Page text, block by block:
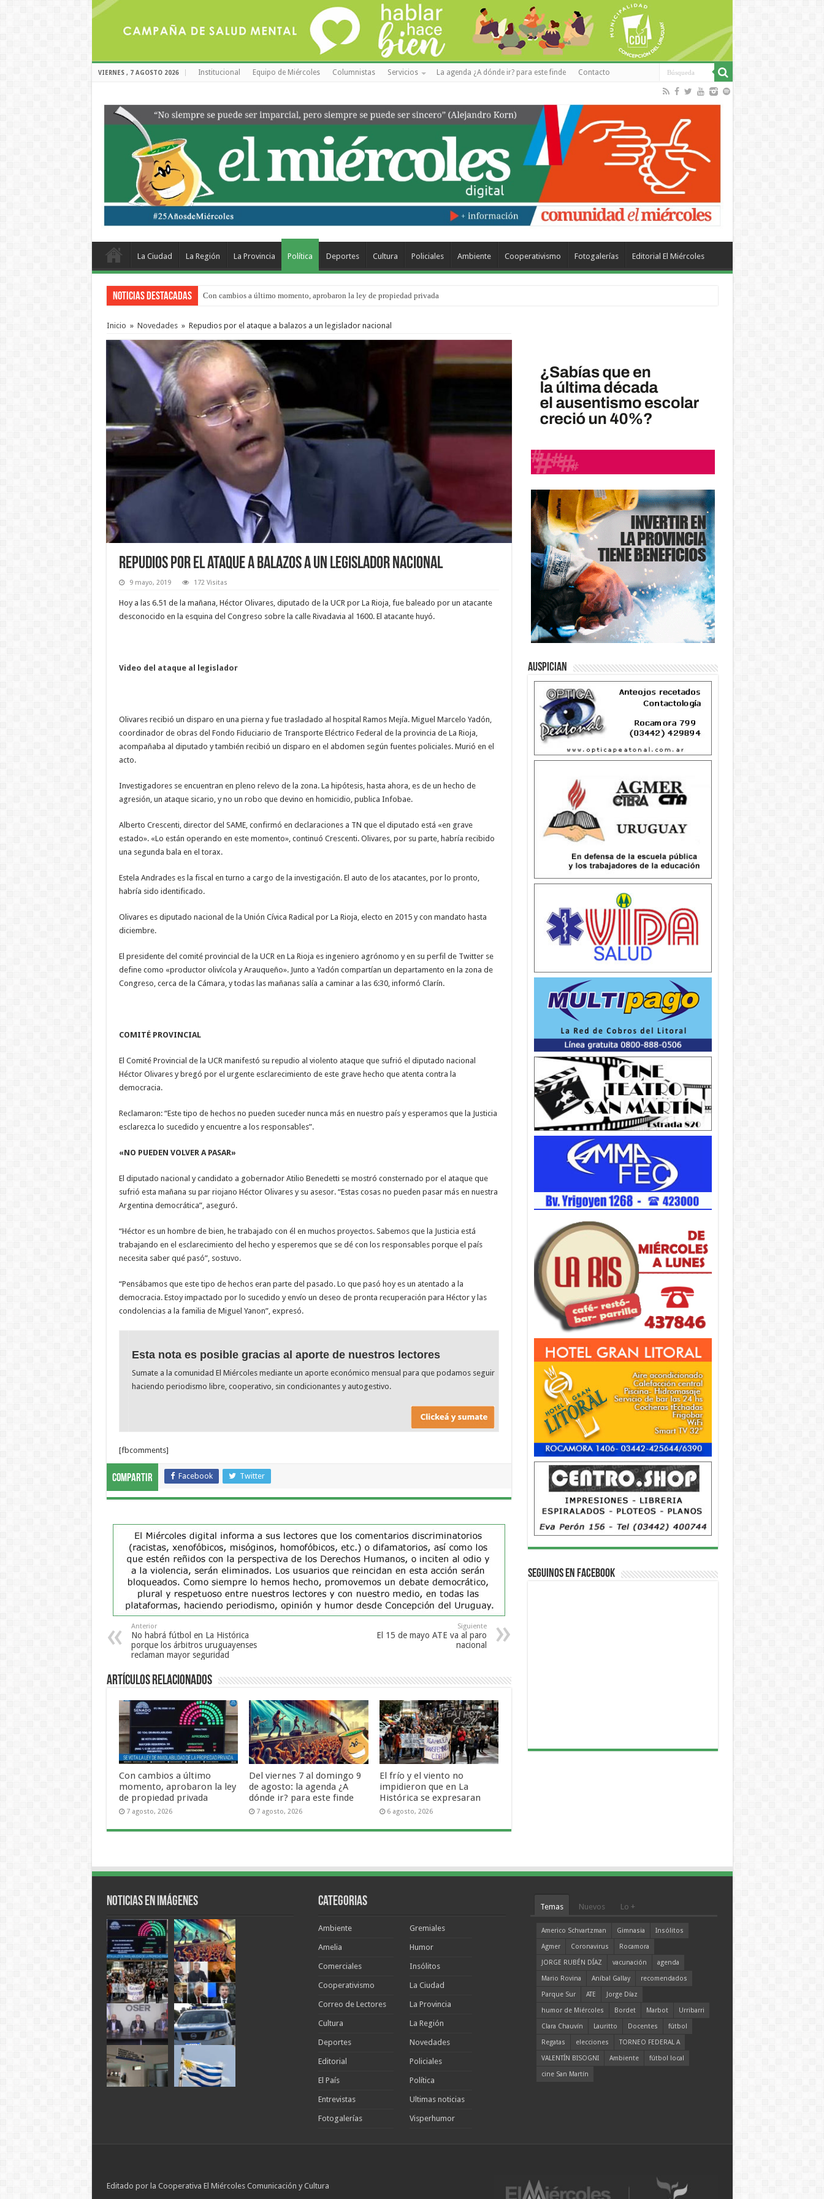
VIERNES , 7 AGOSTO 2026 Institucional Equipo de Miércoles Columnistas Servicios La agenda ¿A dónde ir? para este finde Contacto
La Ciudad La Región La Provincia Política Deportes Cultura Policiales Ambiente Cooperativismo Fotogalerías Editorial El Miércoles
Noticias Destacadas Con cambios a último momento, aprobaron la ley de propiedad privada
Del viernes 7 al domingo 9 de agosto: la agenda ¿A dónde ir? para este finde
Inicio » Novedades » Repudios por el ataque a balazos a un legislador nacional
Repudios por el ataque a balazos a un legislador nacional
9 mayo, 2019 172 Visitas
Hoy a las 6.51 de la mañana, Héctor Olivares, diputado de la UCR por La Rioja, fue baleado por un atacante
desconocido en la esquina del Congreso sobre la calle Rivadavia al 1600. El atacante huyó.
Video del ataque al legislador
Olivares recibió un disparo en una pierna y fue trasladado al hospital Ramos Mejía. Miguel Marcelo Yadón,
coordinador de obras del Fondo Fiduciario de Transporte Eléctrico Federal de la provincia de La Rioja,
acompañaba al diputado y también recibió un disparo en el abdomen según fuentes policiales. Murió en el
acto.
Investigadores se encuentran en pleno relevo de la zona. La hipótesis, hasta ahora, es de un hecho de
agresión, un ataque sicario, y no un robo que devino en homicidio, publica Infobae.
Alberto Crescenti, director del SAME, confirmó en declaraciones a TN que el diputado está «en grave
estado». «Lo están operando en este momento», continuó Crescenti. Olivares, por su parte, habría recibido
una segunda bala en el torax.
Estela Andrades es la fiscal en turno a cargo de la investigación. El auto de los atacantes, por lo pronto,
habría sido identificado.
Olivares es diputado nacional de la Unión Cívica Radical por La Rioja, electo en 2015 y con mandato hasta
diciembre.
El presidente del comité provincial de la UCR en La Rioja es ingeniero agrónomo y en su perfil de Twitter se
define como «productor olivícola y Arauqueño». Junto a Yadón compartían un departamento en la zona de
Congreso, cerca de la Cámara, y todas las mañanas salía a caminar a las 6:30, informó Clarín.
COMITÉ PROVINCIAL
El Comité Provincial de la UCR manifestó su repudio al violento ataque que sufrió el diputado nacional
Héctor Olivares y bregó por el urgente esclarecimiento de este grave hecho que atenta contra la
democracia.
Reclamaron: “Este tipo de hechos no pueden suceder nunca más en nuestro país y esperamos que la Justicia
esclarezca lo sucedido y encuentre a los responsables”.
«NO PUEDEN VOLVER A PASAR»
El diputado nacional y candidato a gobernador Atilio Benedetti se mostró consternado por el ataque que
sufrió esta mañana su par riojano Héctor Olivares y su asesor. “Estas cosas no pueden pasar más en nuestra
Argentina democrática”, aseguró.
“Héctor es un hombre de bien, he trabajado con él en muchos proyectos. Sabemos que la Justicia está
trabajando en el esclarecimiento del hecho y esperemos que se dé con los responsables porque el país
necesita saber qué pasó”, sostuvo.
“Pensábamos que este tipo de hechos eran parte del pasado. Lo que pasó hoy es un atentado a la
democracia. Estoy impactado por lo sucedido y envío un deseo de pronta recuperación para Héctor y las
condolencias a la familia de Miguel Yanon”, expresó.
Esta nota es posible gracias al aporte de nuestros lectores
Sumate a la comunidad El Miércoles mediante un aporte económico mensual para que podamos seguir
haciendo periodismo libre, cooperativo, sin condicionantes y autogestivo.
[fbcomments]
Compartir Facebook Twitter
Anterior
No habrá fútbol en La Histórica
porque los árbitros uruguayenses
reclaman mayor seguridad
Siguiente
El 15 de mayo ATE va al paro
nacional
Artículos Relacionados
Con cambios a último
momento, aprobaron la ley
de propiedad privada
7 agosto, 2026
Del viernes 7 al domingo 9
de agosto: la agenda ¿A
dónde ir? para este finde
7 agosto, 2026
El frío y el viento no
impidieron que en La
Histórica se expresaran
6 agosto, 2026
Auspician
Seguinos en Facebook
Noticias en Imágenes Categorias
Ambiente
Amelia
Comerciales
Cooperativismo
Correo de Lectores
Cultura
Deportes
Editorial
El País
Entrevistas
Fotogalerías
Gremiales
Humor
Insólitos
La Ciudad
La Provincia
La Región
Novedades
Policiales
Política
Ultimas noticias
Visperhumor
Temas Nuevos Lo +
Americo Schvartzman Gimnasia
Insólitos
Agmer
Coronavirus
Rocamora
JORGE RUBÉN DÍAZ
vacunación
agenda
Mario Rovina
Aníbal Gallay
recomendados
Parque Sur
ATE
Jorge Díaz
humor de Miércoles
Bordet Marbot
Urribarri
Clara Chauvín
Lauritto Docentes
fútbol
Regatas
elecciones
TORNEO FEDERAL A
VALENTÍN BISOGNI
Ambiente
fútbol local
cine San Martín
Editado por la Cooperativa El Miércoles Comunicación y Cultura